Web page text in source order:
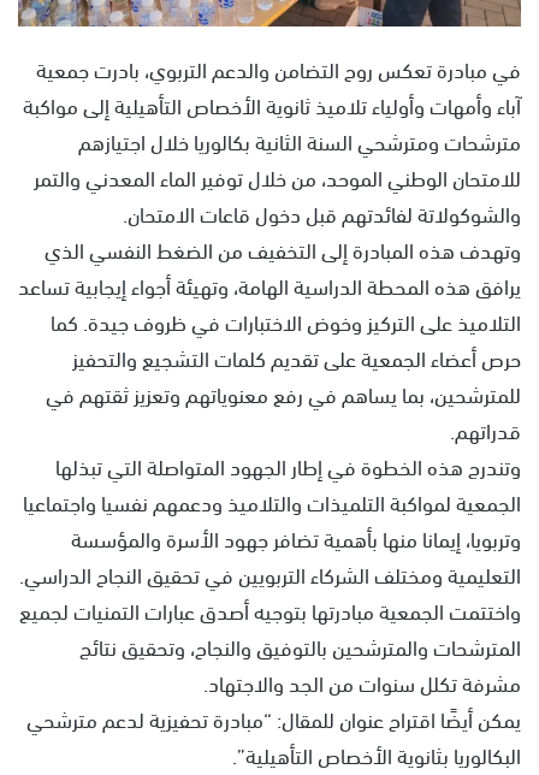
و
ي
ا
في مبادرة تعكس روح التضامن والدعم التربوي، بادرت جمعية
آباء وأمهات وأولياء تلاميذ ثانوية الأخصاص التأهيلية إلى مواكبة
مترشحات ومترشحي السنة الثانية بكالوريا خلال اجتيازهم
للامتحان الوطني الموحد، من خلال توفير الماء المعدني والتمر
والشوكولاتة لفائدتهم قبل دخول قاعات الامتحان.
وتهدف هذه المبادرة إلى التخفيف من الضغط النفسي الذي
يرافق هذه المحطة الدراسية الهامة، وتهيئة أجواء إيجابية تساعد
التلاميذ على التركيز وخوض الاختبارات في ظروف جيدة. كما
حرص أعضاء الجمعية على تقديم كلمات التشجيع والتحفيز
للمترشحين، بما يساهم في رفع معنوياتهم وتعزيز ثقتهم في
قدراتهم.
وتندرج هذه الخطوة في إطار الجهود المتواصلة التي تبذلها
الجمعية لمواكبة التلميذات والتلاميذ ودعمهم نفسيا واجتماعيا
وتربويا، إيمانا منها بأهمية تضافر جهود الأسرة والمؤسسة
التعليمية ومختلف الشركاء التربويين في تحقيق النجاح الدراسي.
واختتمت الجمعية مبادرتها بتوجيه أصدق عبارات التمنيات لجميع
المترشحات والمترشحين بالتوفيق والنجاح، وتحقيق نتائج
مشرفة تكلل سنوات من الجد والاجتهاد.
يمكن أيضًا اقتراح عنوان للمقال: “مبادرة تحفيزية لدعم مترشحي
البكالوريا بثانوية الأخصاص التأهيلية”.